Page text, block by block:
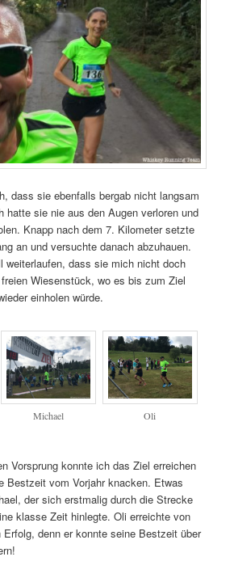
dass sie ebenfalls bergab nicht langsam
hatte sie nie aus den Augen verloren und
Knapp nach dem 7. Kilometer setzte
an und versuchte danach abzuhauen.
weiterlaufen, dass sie mich nicht doch
Wiesenstück, wo es bis zum Ziel
einholen würde.
Michael Oli
Vorsprung konnte ich das Ziel erreichen
Bestzeit vom Vorjahr knacken. Etwas
der sich erstmalig durch die Strecke
klasse Zeit hinlegte. Oli erreichte von
denn er konnte seine Bestzeit über